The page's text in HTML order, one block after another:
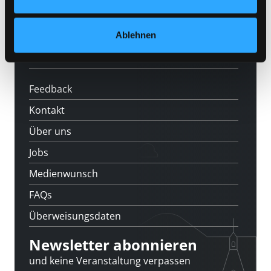
Ablehnen
News
Feedback
Kontakt
Über uns
Jobs
Medienwunsch
FAQs
Überweisungsdaten
Newsletter abonnieren
und keine Veranstaltung verpassen